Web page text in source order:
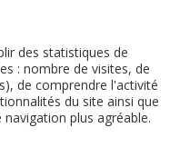
des statistiques de
: nombre de visites, de
de comprendre l'activité
du site ainsi que
plus agréable.